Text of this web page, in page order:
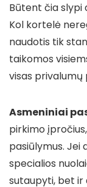
Būtent čia slypi
Kol kortelė
naudotis tik
taikomos
visas privalumų
Asmeniniai
pirkimo
pasiūlymus. Jei
specialios
sutaupyti, bet ir